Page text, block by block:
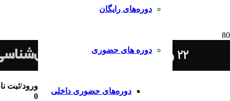
دوره‌های رایگان
دوره های حضوری
دوره‌های حضوری داخلی
ورود/ثبت
0